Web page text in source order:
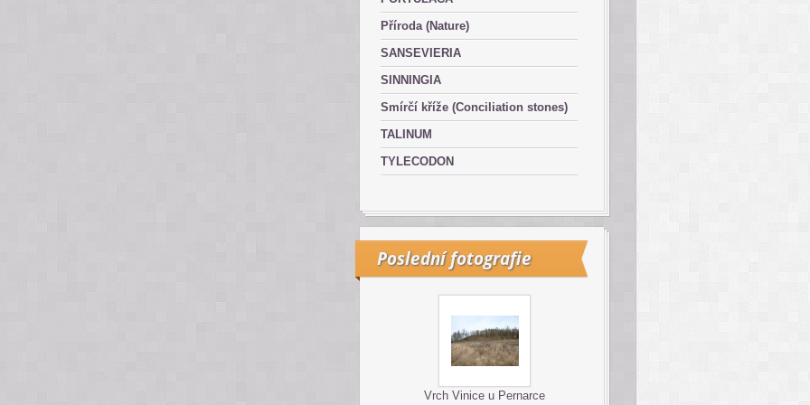
Příroda (Nature)
SANSEVIERIA
SINNINGIA
Smírčí kříže (Conciliation stones)
TALINUM
TYLECODON
Poslední fotografie
Vrch Vinice u Pernarce